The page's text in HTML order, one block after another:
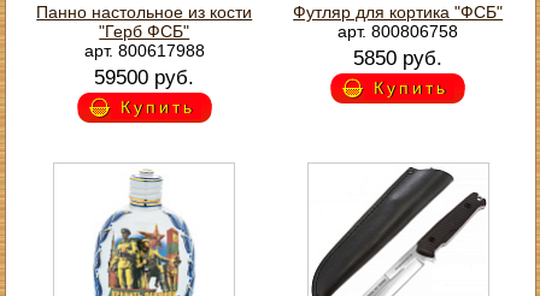
Панно настольное из кости
"Герб ФСБ"
арт. 800617988
59500 руб.
Купить
Футляр для кортика "ФСБ"
арт. 800806758
5850 руб.
Купить